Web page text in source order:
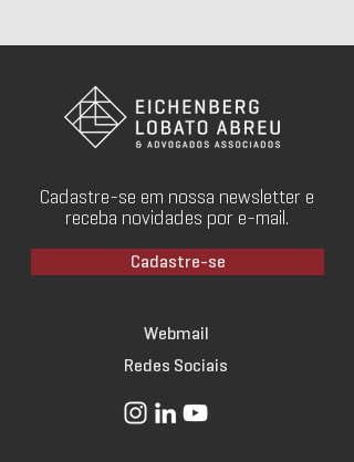
Cadastre-se em nossa newsletter e
receba novidades por e-mail.
Cadastre-se
Webmail
Redes Sociais